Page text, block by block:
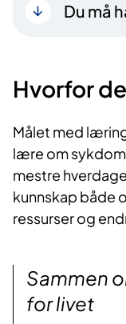
Du må
Hvorfor
Målet med
lære om
mestre
kunnskap både
ressurser og
Sammen
for livet